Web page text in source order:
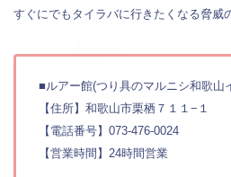
すぐにでもタイラバに行きたくなる脅威
■ルアー館(つり具のマルニシ和歌山
【住所】和歌山市栗栖７１１−１
【電話番号】073-476-0024
【営業時間】24時間営業